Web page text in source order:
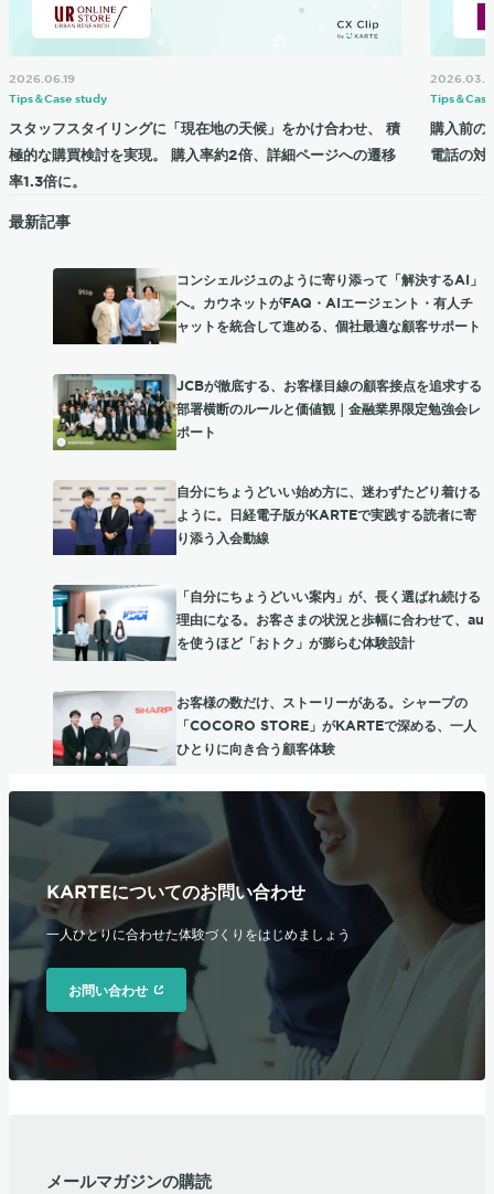
2026.06.19
Tips＆Case study
スタッフスタイリングに「現在地の天候」をかけ合わせ、 積
極的な購買検討を実現。 購入率約2倍、詳細ページへの遷移
率1.3倍に。
Tips＆
購入前の
電話の
最新記事
コンシェルジュのように寄り添って「解決するAI」
へ。カウネットがFAQ・AIエージェント・有人チ
ャットを統合して進める、個社最適な顧客サポート
JCBが徹底する、お客様目線の顧客接点を追求する
部署横断のルールと価値観｜金融業界限定勉強会レ
ポート
自分にちょうどいい始め方に、迷わずたどり着ける
ように。日経電子版がKARTEで実践する読者に寄
り添う入会動線
「自分にちょうどいい案内」が、長く選ばれ続ける
理由になる。お客さまの状況と歩幅に合わせて、au
を使うほど「おトク」が膨らむ体験設計
お客様の数だけ、ストーリーがある。シャープの
「COCORO STORE」がKARTEで深める、一人
ひとりに向き合う顧客体験
KARTEについてのお問い合わせ
一人ひとりに合わせた体験づくりをはじめましょう
お問い合わせ
メールマガジンの購読